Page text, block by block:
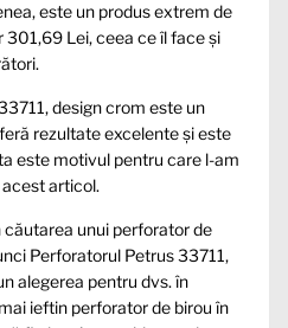
este un produs extrem de
301,69 Lei, ceea ce îl face și
design crom este un
rezultate excelente și este
este motivul pentru care l-am
articol.
unui perforator de
Perforatorul Petrus 33711,
alegerea pentru dvs. în
ieftin perforator de birou în